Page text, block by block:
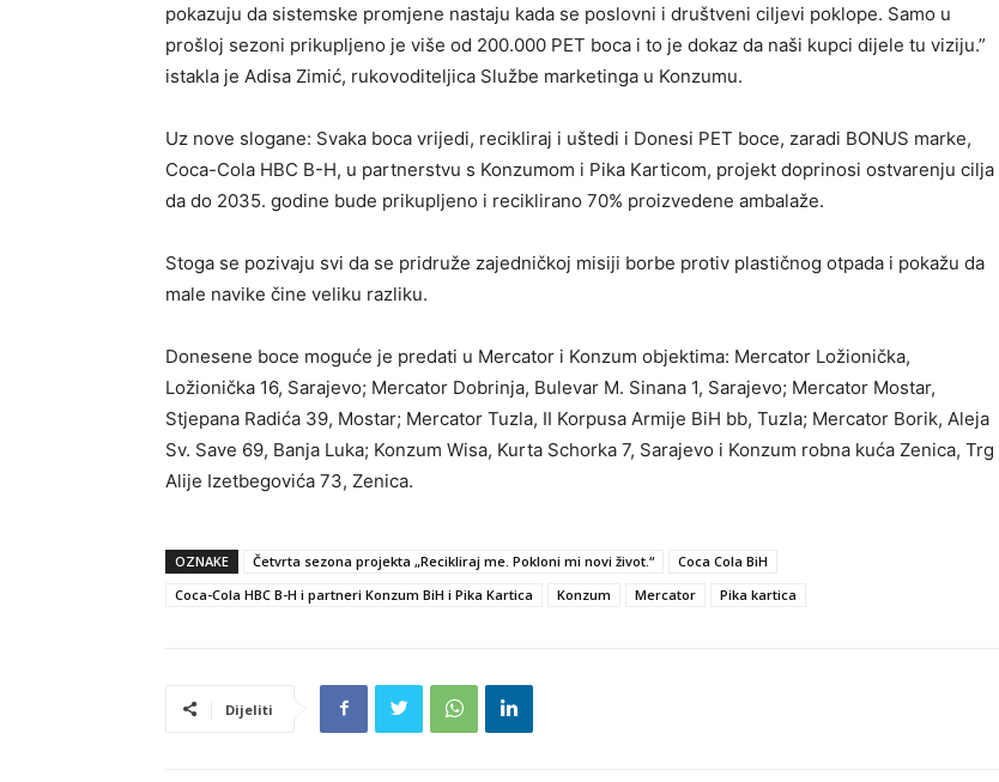
pokazuju da sistemske promjene nastaju kada se poslovni i društveni ciljevi poklope. Samo u
prošloj sezoni prikupljeno je više od 200.000 PET boca i to je dokaz da naši kupci dijele tu viziju.”
istakla je Adisa Zimić, rukovoditeljica Službe marketinga u Konzumu.
Uz nove slogane: Svaka boca vrijedi, recikliraj i uštedi i Donesi PET boce, zaradi BONUS marke,
Coca-Cola HBC B-H, u partnerstvu s Konzumom i Pika Karticom, projekt doprinosi ostvarenju cilja
da do 2035. godine bude prikupljeno i reciklirano 70% proizvedene ambalaže.
Stoga se pozivaju svi da se pridruže zajedničkoj misiji borbe protiv plastičnog otpada i pokažu da
male navike čine veliku razliku.
Donesene boce moguće je predati u Mercator i Konzum objektima: Mercator Ložionička,
Ložionička 16, Sarajevo; Mercator Dobrinja, Bulevar M. Sinana 1, Sarajevo; Mercator Mostar,
Stjepana Radića 39, Mostar; Mercator Tuzla, II Korpusa Armije BiH bb, Tuzla; Mercator Borik, Aleja
Sv. Save 69, Banja Luka; Konzum Wisa, Kurta Schorka 7, Sarajevo i Konzum robna kuća Zenica, Trg
Alije Izetbegovića 73, Zenica.
OZNAKE Četvrta sezona projekta „Recikliraj me. Pokloni mi novi život.“
Coca Cola BiH
Coca-Cola HBC B-H i partneri Konzum BiH i Pika Kartica
Konzum Mercator Pika kartica
Dijeliti